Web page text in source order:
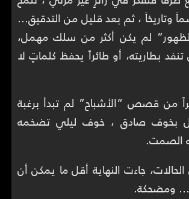
وتاريخاً ، ثم بعد قليل من التدقيق…
لم يكن أكثر من سلك مهمل،
بطاريته، أو طائراً يحفظ كلماتٍ لا
من قصص “الأشباح” لم تبدأ برغبة
بخوف صادق ، خوف ليلي تضخمه
الصمت.
جاءت النهاية أقل ما يمكن أن
ومضحكة.